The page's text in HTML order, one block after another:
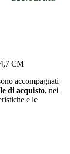
CM
accompagnati
di acquisto, nei
e le